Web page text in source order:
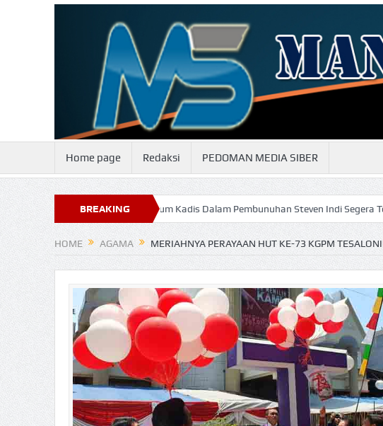
Home page Redaksi PEDOMAN MEDIA SIBER
BREAKING
NEWS
Keterlibatan Oknum Kadis Dalam Pembunuhan Steven Indi Segera Terkuak Wali
HOME AGAMA MERIAHNYA PERAYAAN HUT KE-73 KGPM